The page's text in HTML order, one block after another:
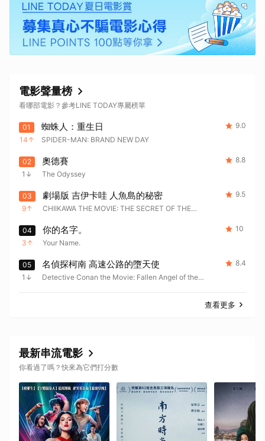
電影聲量榜
看哪部電影？參考LINE TODAY專屬榜單
01
14
蜘蛛人：重生日
SPIDER-MAN: BRAND NEW DAY
9.0
02
1
奧德賽
The Odyssey
8.8
03
9
劇場版 吉伊卡哇 人魚島的秘密
CHIIKAWA THE MOVIE: THE SECRET OF THE
9.5
04
3
你的名字。
Your Name.
10
05
1
名偵探柯南 高速公路的墮天使
Detective Conan the Movie: Fallen Angel of the
8.4
查看更多
最新串流電影
你看過了嗎？快來為它們打分數